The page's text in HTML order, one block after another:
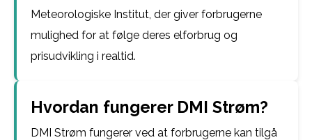
Meteorologiske Institut, der giver forbrugerne
mulighed for at følge deres elforbrug og
prisudvikling i realtid.
Hvordan fungerer DMI Strøm?
DMI Strøm fungerer ved at forbrugerne kan tilgå